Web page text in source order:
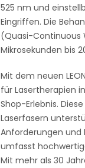
525 nm und
Eingriffen. Die
(Quasi-Continuous
Mikrosekunden bis
Mit dem neuen
für Lasertherapien
Shop-Erlebnis.
Laserfasern
Anforderungen und
umfasst
Mit mehr als 30